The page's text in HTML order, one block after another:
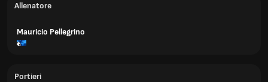
Allenatore
Mauricio Pellegrino
Portieri